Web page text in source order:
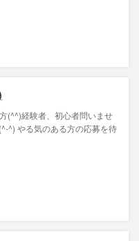
(^^)経験者、初心者問いませ
^) やる気のある方の応募を待